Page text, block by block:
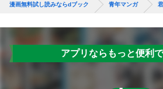
漫画無料試し読みならdブック 青年マンガ
アプリならもっと便利